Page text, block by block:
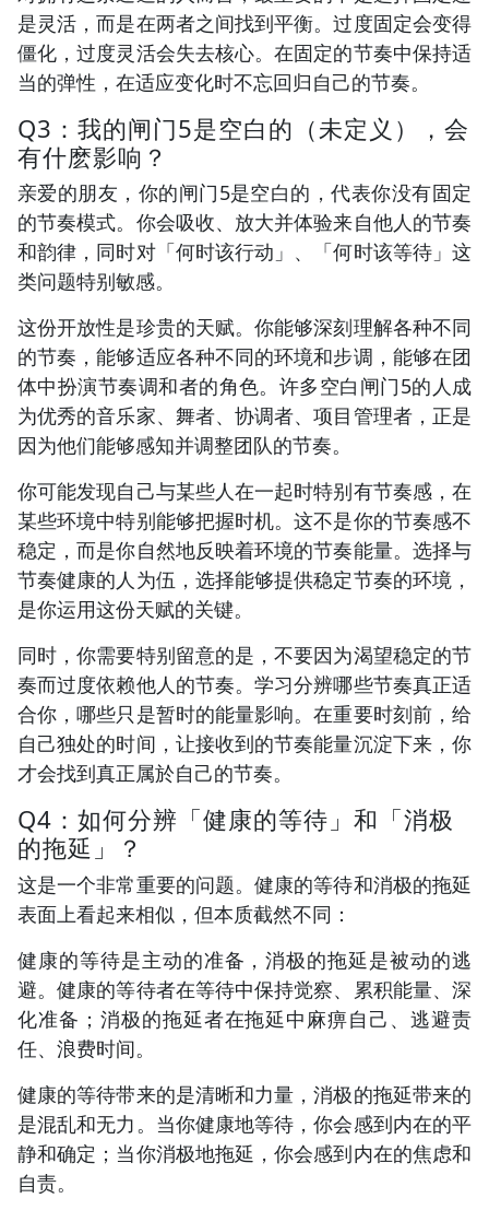
是灵活，而是在两者之间找到平衡。过度固定会变得
僵化，过度灵活会失去核心。在固定的节奏中保持适
当的弹性，在适应变化时不忘回归自己的节奏。
Q3：我的闸门5是空白的（未定义），会
有什麽影响？
亲爱的朋友，你的闸门5是空白的，代表你没有固定
的节奏模式。你会吸收、放大并体验来自他人的节奏
和韵律，同时对「何时该行动」、「何时该等待」这
类问题特别敏感。
这份开放性是珍贵的天赋。你能够深刻理解各种不同
的节奏，能够适应各种不同的环境和步调，能够在团
体中扮演节奏调和者的角色。许多空白闸门5的人成
为优秀的音乐家、舞者、协调者、项目管理者，正是
因为他们能够感知并调整团队的节奏。
你可能发现自己与某些人在一起时特别有节奏感，在
某些环境中特别能够把握时机。这不是你的节奏感不
稳定，而是你自然地反映着环境的节奏能量。选择与
节奏健康的人为伍，选择能够提供稳定节奏的环境，
是你运用这份天赋的关键。
同时，你需要特别留意的是，不要因为渴望稳定的节
奏而过度依赖他人的节奏。学习分辨哪些节奏真正适
合你，哪些只是暂时的能量影响。在重要时刻前，给
自己独处的时间，让接收到的节奏能量沉淀下来，你
才会找到真正属於自己的节奏。
Q4：如何分辨「健康的等待」和「消极
的拖延」？
这是一个非常重要的问题。健康的等待和消极的拖延
表面上看起来相似，但本质截然不同：
健康的等待是主动的准备，消极的拖延是被动的逃
避。健康的等待者在等待中保持觉察、累积能量、深
化准备；消极的拖延者在拖延中麻痹自己、逃避责
任、浪费时间。
健康的等待带来的是清晰和力量，消极的拖延带来的
是混乱和无力。当你健康地等待，你会感到内在的平
静和确定；当你消极地拖延，你会感到内在的焦虑和
自责。